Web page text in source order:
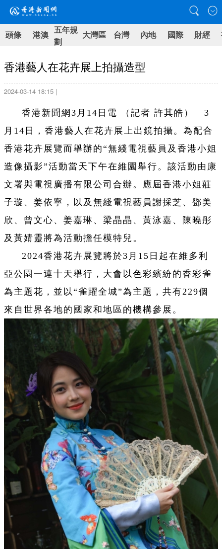
頭條 港澳 五年規
劃
大灣區 台灣 內地 國際 財經
香港藝人在花卉展上拍攝造型
2024-03-14 18:15 |
香港新聞網3月14日電 （記者 許其皓）
3
月14日，香港藝人在花卉展上出鏡拍攝。為配合
香港花卉展覽而舉辦的“無綫電視藝員及香港小姐
造像攝影”活動當天下午在維園舉行。該活動由康
文署與電視廣播有限公司合辦。應屆香港小姐莊
子璇、姜依寧，以及無綫電視藝員謝採芝、鄧美
欣、曾文心、姜嘉琳、梁晶晶、黃泳嘉、陳曉彤
及黃婧靈將為活動擔任模特兒。
2024香港花卉展覽將於3月15日起在維多利
亞公園一連十天舉行，大會以色彩繽紛的香彩雀
為主題花，並以“雀躍全城”為主題，共有229個
來自世界各地的國家和地區的機構參展。